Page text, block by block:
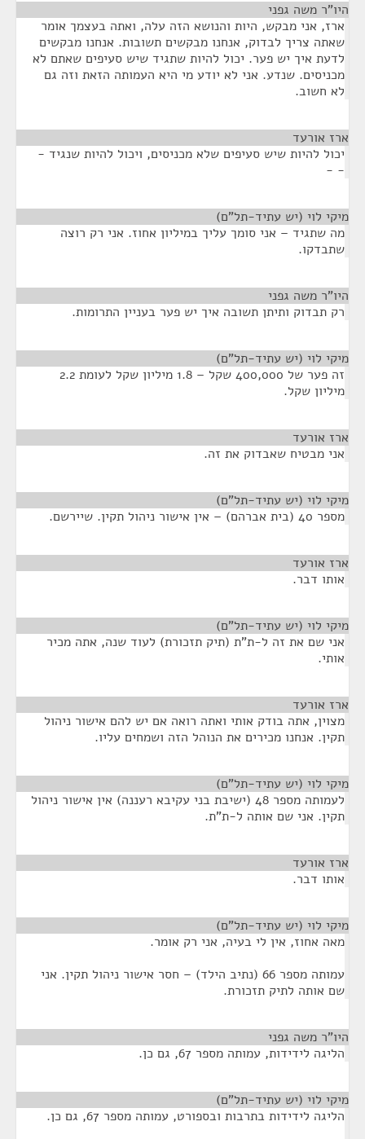
היו"ר משה גפני
ארז, אני מבקש, היות והנושא הזה עלה, ואתה בעצמך אומר
שאתה צריך לבדוק, אנחנו מבקשים תשובות. אנחנו מבקשים
לדעת איך יש פער. יכול להיות שתגיד שיש סעיפים שאתם לא
מכניסים. שנדע. אני לא יודע מי היא העמותה הזאת וזה גם
לא חשוב.
ארז אורעד
יכול להיות שיש סעיפים שלא מכניסים, ויכול להיות שנגיד -
- -
מיקי לוי (יש עתיד-תל"ם)
מה שתגיד – אני סומך עליך במיליון אחוז. אני רק רוצה
שתבדקו.
היו"ר משה גפני
רק תבדוק ותיתן תשובה איך יש פער בעניין התרומות.
מיקי לוי (יש עתיד-תל"ם)
זה פער של 400,000 שקל – 1.8 מיליון שקל לעומת 2.2
מיליון שקל.
ארז אורעד
אני מבטיח שאבדוק את זה.
מיקי לוי (יש עתיד-תל"ם)
מספר 40 (בית אברהם) – אין אישור ניהול תקין. שיירשם.
ארז אורעד
אותו דבר.
מיקי לוי (יש עתיד-תל"ם)
אני שם את זה ל-ת"ת (תיק תזכורת) לעוד שנה, אתה מכיר
אותי.
ארז אורעד
מצוין, אתה בודק אותי ואתה רואה אם יש להם אישור ניהול
תקין. אנחנו מכירים את הנוהל הזה ושמחים עליו.
מיקי לוי (יש עתיד-תל"ם)
לעמותה מספר 48 (ישיבת בני עקיבא רעננה) אין אישור ניהול
תקין. אני שם אותה ל-ת"ת.
ארז אורעד
אותו דבר.
מיקי לוי (יש עתיד-תל"ם)
מאה אחוז, אין לי בעיה, אני רק אומר.
עמותה מספר 66 (נתיב הילד) – חסר אישור ניהול תקין. אני
שם אותה לתיק תזכורת.
היו"ר משה גפני
הליגה לידידות, עמותה מספר 67, גם כן.
מיקי לוי (יש עתיד-תל"ם)
הליגה לידידות בתרבות ובספורט, עמותה מספר 67, גם כן.